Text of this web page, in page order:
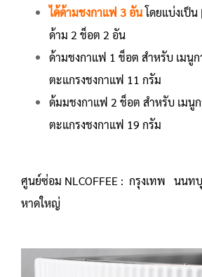
ได้ด้ามชงกาแฟ 3 อันโดยแบ่งเป็
ด้าม 2 ช็อต 2 อัน
ด้ามชงกาแฟ 1 ช็อต สำหรับ เมนู
ตะแกรงชงกาแฟ 11 กรัม
ด้มมชงกาแฟ 2 ช็อต สำหรับ เมนู
ตะแกรงชงกาแฟ 19 กรัม
ศูนย์ซ่อม NLCOFFEE : กรุงเทพ นน
หาดใหญ่